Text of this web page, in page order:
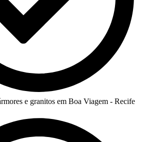
e granitos em Boa Viagem - Recife